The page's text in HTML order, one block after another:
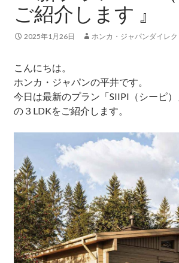
ご紹介します 』
2025年1月26日 ホンカ・ジャパンダイレク
こんにちは。
ホンカ・ジャパンの平井です。
今日は最新のプラン「SIIPI（シーピ）
の３LDKをご紹介します。